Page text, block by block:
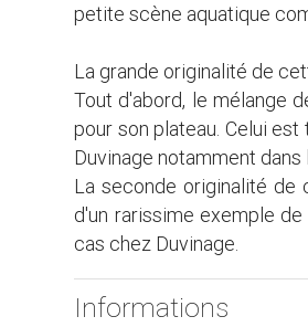
petite scène aquatique
La grande originalité de
Tout d'abord, le mélange
pour son plateau. Celui
Duvinage notamment
La seconde originalité de
d'un rarissime exemple
cas chez Duvinage.
Informations